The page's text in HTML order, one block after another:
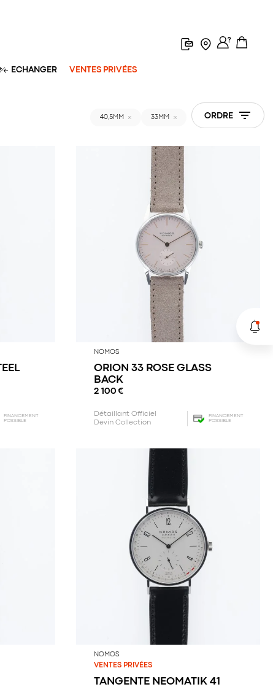
ECHANGER VENTES PRIVÉES
40,5MM 33MM ORDRE
FINANCEMENT
POSSIBLE
NOMOS
ORION 33 ROSE GLASS
BACK
2 100 €
Détaillant Officiel
Devin Collection
FINANCEMENT
POSSIBLE
NOMOS
VENTES PRIVÉES
TANGENTE NEOMATIK 41